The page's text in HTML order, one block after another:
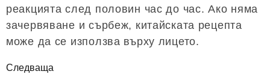
реакцията след половин час до час. Ако няма
зачервяване и сърбеж, китайската рецепта
може да се използва върху лицето.
Следваща